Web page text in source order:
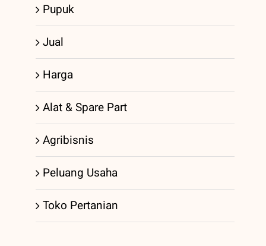
Pupuk
Jual
Harga
Alat & Spare Part
Agribisnis
Peluang Usaha
Toko Pertanian